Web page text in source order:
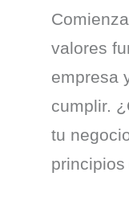
valores
empresa
cumplir.
tu